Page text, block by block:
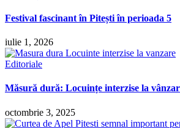
Festival fascinant în Pitești în perioada 5
iulie 1, 2026
Editoriale
Măsură dură: Locuințe interzise la
octombrie 3, 2025